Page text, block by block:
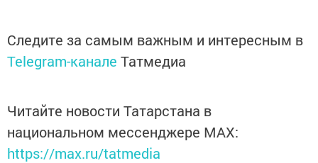
Следите за самым важным и интересным в
Telegram-канале Татмедиа
Читайте новости Татарстана в
национальном мессенджере MАХ:
https://max.ru/tatmedia